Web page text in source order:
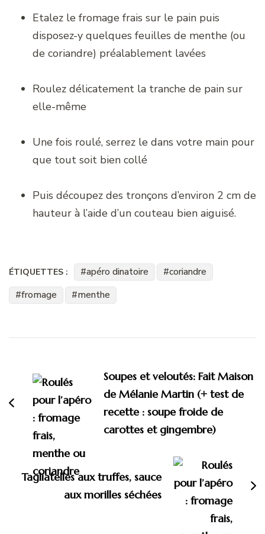
Etalez le fromage frais sur le pain puis
disposez-y quelques feuilles de menthe (ou
de coriandre) préalablement lavées
Roulez délicatement la tranche de pain sur
elle-même
Une fois roulé, serrez le dans votre main pour
que tout soit bien collé
Puis découpez des tronçons d’environ 2 cm de
hauteur à l’aide d’un couteau bien aiguisé.
ÉTIQUETTES : apéro dinatoire
coriandre
fromage
menthe
Soupes et veloutés: Fait Maison
de Mélanie Martin (+ test de
recette : soupe froide de
carottes et gingembre)
Tagliatelles aux truffes, sauce
aux morilles séchées